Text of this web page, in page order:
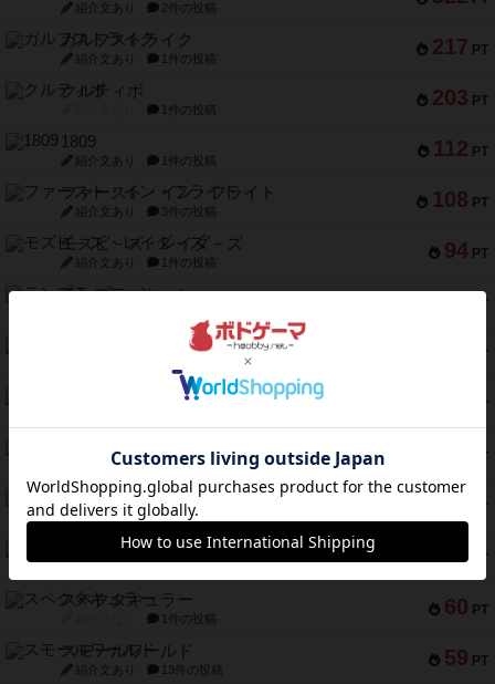
紹介文あり 2件の投稿
217 PT
ガルフストライク
紹介文あり 1件の投稿
203 PT
クルティボ
1件の投稿
112 PT
1809
紹介文あり 1件の投稿
108 PT
ファースト・イン・フライト
紹介文あり 3件の投稿
94 PT
モズビ－ズ・レイダ－ズ
紹介文あり 1件の投稿
PT
テンプテーション
PT
PT
PT
紹介文あり 9件の投稿
PT
アマナイト
紹介文なし 1件の投稿
66 PT
ブラヴェスト
60 PT
スペクタキュラー
1件の投稿
59 PT
スモールワールド
紹介文あり 13件の投稿